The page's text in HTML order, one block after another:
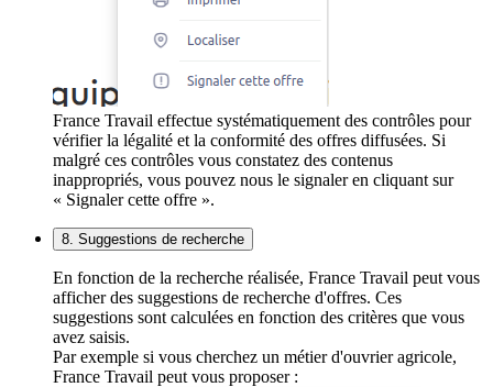
France Travail effectue systématiquement des contrôles pour
vérifier la légalité et la conformité des offres diffusées. Si
malgré ces contrôles vous constatez des contenus
inappropriés, vous pouvez nous le signaler en cliquant sur
« Signaler cette offre ».
8. Suggestions de recherche
En fonction de la recherche réalisée, France Travail peut vous
afficher des suggestions de recherche d'offres. Ces
suggestions sont calculées en fonction des critères que vous
avez saisis.
Par exemple si vous cherchez un métier d'ouvrier agricole,
France Travail peut vous proposer :